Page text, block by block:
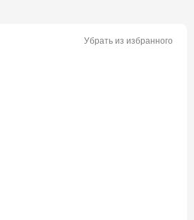
Убрать из избранного